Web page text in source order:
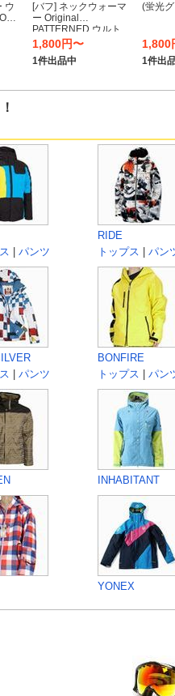
ウ
バ
[バフ] ネックウォーマ
ー Original
PATTERNED ウルト
ラストレッチ UVカッ
ト 吸汗速乾 完全シー
ムレス 日本正規品
1,800円〜
1件出品中
(蛍光
1,800
1件出
パンツ
RIDE
トップス
パン
パンツ
BONFIRE
トップス
パン
INHABITANT
YONEX